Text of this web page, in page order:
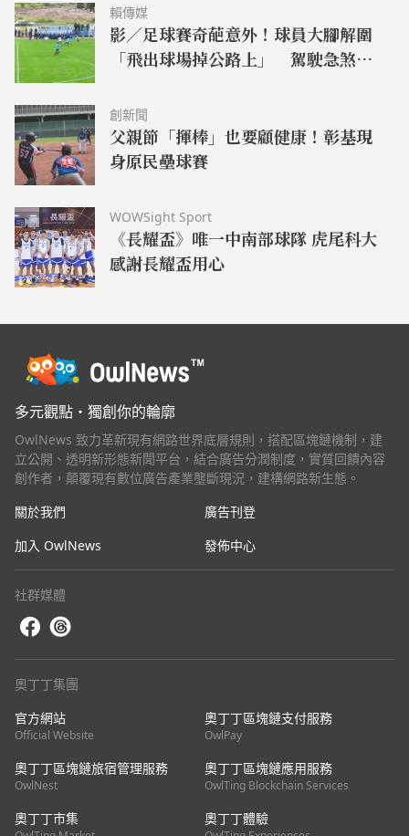
賴傳媒
影／足球賽奇葩意外！球員大腳解圍
「飛出球場掉公路上」 駕駛急煞慘
創新聞
父親節「揮棒」也要顧健康！彰基現
身原民壘球賽
WOWSight Sport
《長耀盃》唯一中南部球隊 虎尾科大
感謝長耀盃用心
多元觀點・獨創你的輪廓
OwlNews 致力革新現有網路世界底層規則，搭配區塊鏈機制，建
立公開、透明新形態新聞平台，結合廣告分潤制度，實質回饋內容
創作者，顛覆現有數位廣告產業壟斷現況，建構網路新生態。
關於我們
廣告刊登
加入 OwlNews
發佈中心
社群媒體
奧丁丁集團
官方網站
Official Website
奧丁丁區塊鏈支付服務
OwlPay
奧丁丁區塊鏈旅宿管理服務
OwlNest
奧丁丁區塊鏈應用服務
OwlTing Blockchain Services
奧丁丁市集 奧丁丁體驗